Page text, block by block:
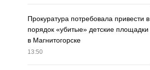
Прокуратура потребовала привести в
порядок «убитые» детские площадки
в Магнитогорске
13:50